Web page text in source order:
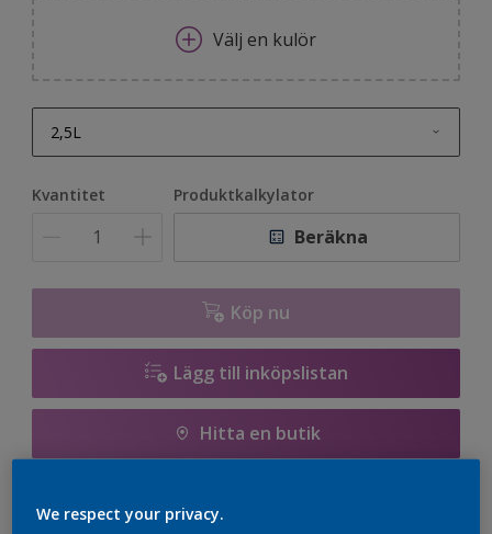
Välj en kulör
2,5L
1000L
Kvantitet Produktkalkylator
Beräkna
Köp nu
Lägg till inköpslistan
Hitta en butik
Spara i mina projekt
We respect your privacy.